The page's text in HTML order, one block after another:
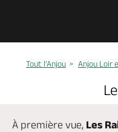
Découvrir
Anjou Loir et Sarthe
Tout l’Anjou Anjou Loir
À première vue, Les